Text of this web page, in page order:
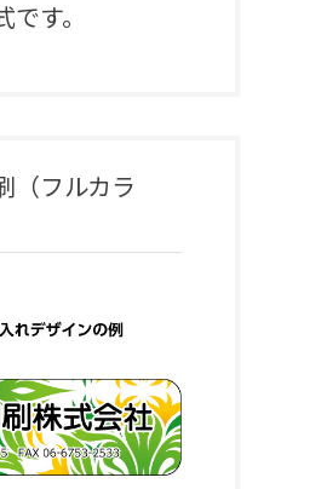
す。
（フルカラ